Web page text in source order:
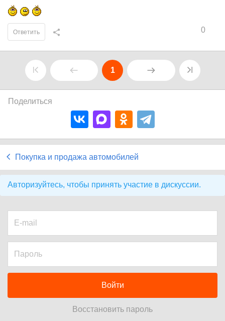
0
Ответить
1
Поделиться
Покупка и продажа автомобилей
Авторизуйтесь, чтобы принять участие в дискуссии.
Войти
Восстановить пароль